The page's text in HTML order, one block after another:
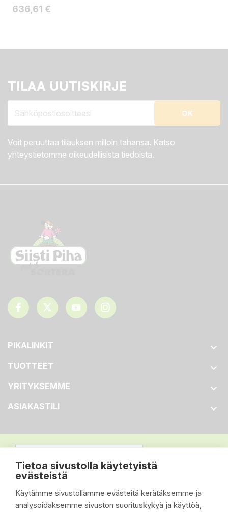
Tietoa sivustolla käytetyistä
evästeistä
Käytämme sivustollamme evästeitä kerätäksemme ja
analysoidaksemme sivuston suorituskykyä ja käyttöä,
Hinta
636,61 €
TILAA UUTISKIRJE
Voit peruuttaa tilauksen milloin tahansa. Katso
yhteystietomme oikeudellisista tiedoista.
PIKALINKIT 
TUOTTEET 
YRITYKSEMME 
ASIAKASTILI 